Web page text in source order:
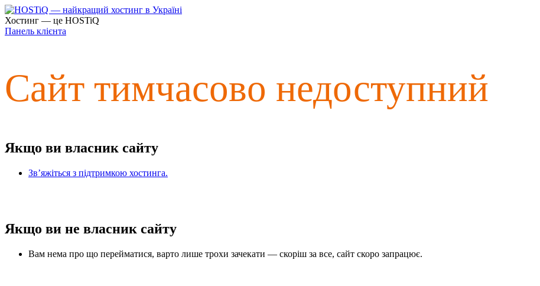
Хостинг — це HOSTiQ
Панель клієнта
Сайт тимчасово недоступний
Якщо ви власник сайту
Зв’яжіться з підтримкою хостинга.
Якщо ви не власник сайту
Вам нема про що перейматися, варто лише трохи зачекати — скоріш за все, сайт скоро запрацює.